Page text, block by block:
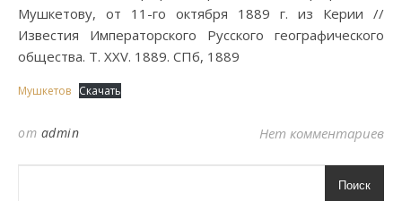
Мушкетову, от 11-го октября 1889 г. из Керии //
Известия Императорского Русского географического
общества. Т. XXV. 1889. СПб, 1889
Мушкетов Скачать
от admin Нет комментариев
Поиск